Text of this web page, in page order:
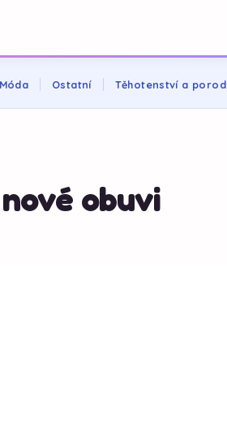
Móda Ostatní Těhotenství a porod
obuvi